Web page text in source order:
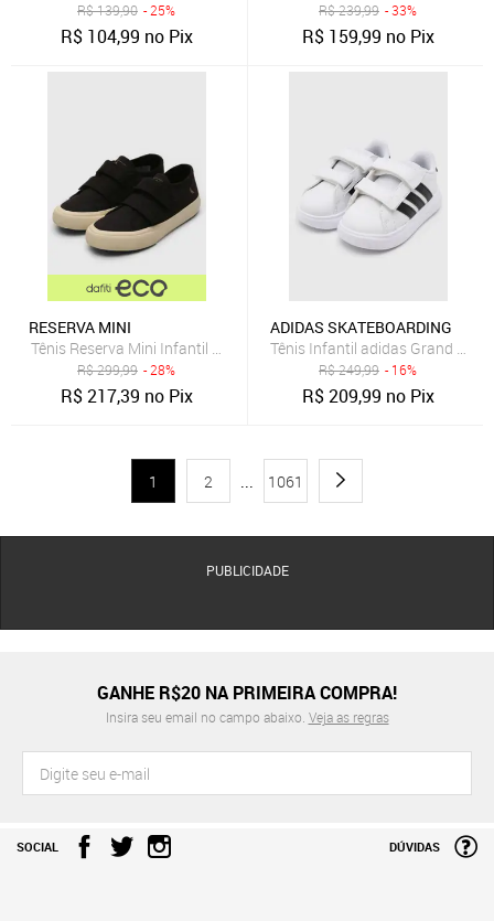
R$139,90 - 25%
R$ 104,99 no Pix
R$239,99 - 33%
R$ 159,99 no Pix
RESERVA MINI
Tênis Reserva Mini Infantil Classic Preto
R$299,99 - 28%
R$217,39 no Pix
ADIDAS SKATEBOARDING
Tênis Infantil adidas Grand
R$249,99 - 16%
R$209,99 no Pix
1 2 ... 1061
PUBLICIDADE
GANHE R$20 NA PRIMEIRA COMPRA!
Insira seu email no campo abaixo. Veja as regras
SOCIAL DÚVIDAS